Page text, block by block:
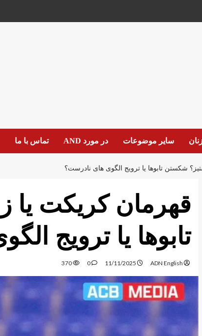
سایر موضوعات در مورد AND تماس با ما
شکستن تابوها یا ترویج الگوی های نادرست؟
قهرمان کریکت
تابوها یا ترویج
ADN English
11/11/2025
0
370